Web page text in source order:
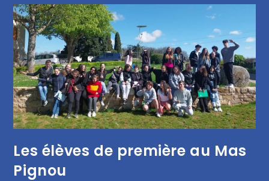
Les élèves de première au Mas
Pignou